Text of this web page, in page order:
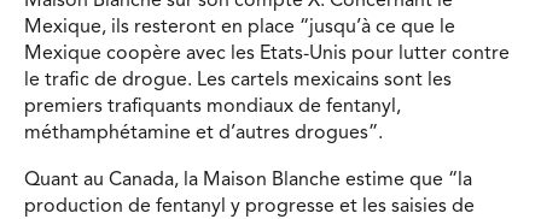
Mexique, ils resteront en place “jusqu’à ce que le
Mexique coopère avec les Etats-Unis pour lutter contre
le trafic de drogue. Les cartels mexicains sont les
premiers trafiquants mondiaux de fentanyl,
méthamphétamine et d’autres drogues”.
Quant au Canada, la Maison Blanche estime que “la
production de fentanyl y progresse et les saisies de